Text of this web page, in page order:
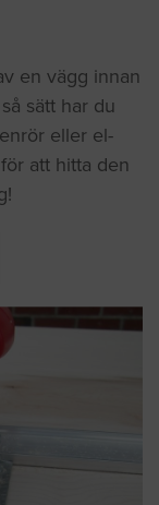
en vägg innan
sätt har du
eller el-
att hitta den